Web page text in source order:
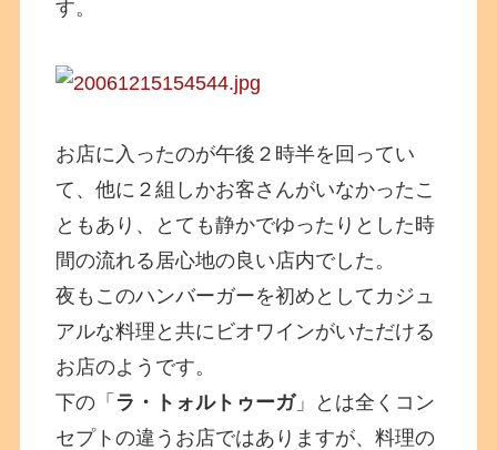
す。
お店に入ったのが午後２時半を回ってい
て、他に２組しかお客さんがいなかったこ
ともあり、とても静かでゆったりとした時
間の流れる居心地の良い店内でした。
夜もこのハンバーガーを初めとしてカジュ
アルな料理と共にビオワインがいただける
お店のようです。
下の「 ラ・トォルトゥーガ」とは全くコン
セプトの違うお店ではありますが、料理の